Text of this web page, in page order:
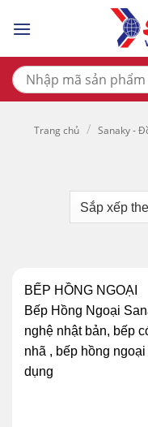
Tìm
kiếm:
Trang chủ / Sanaky -
BẾP HỒNG NGOẠI
Bếp Hồng Ngoại
nghệ nhật bản, bếp
nhã , bếp hồng
dụng